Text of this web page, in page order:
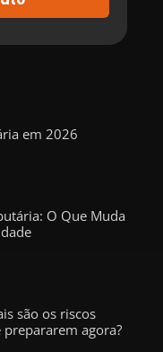
em 2026
O Que Muda
são os riscos
agora?